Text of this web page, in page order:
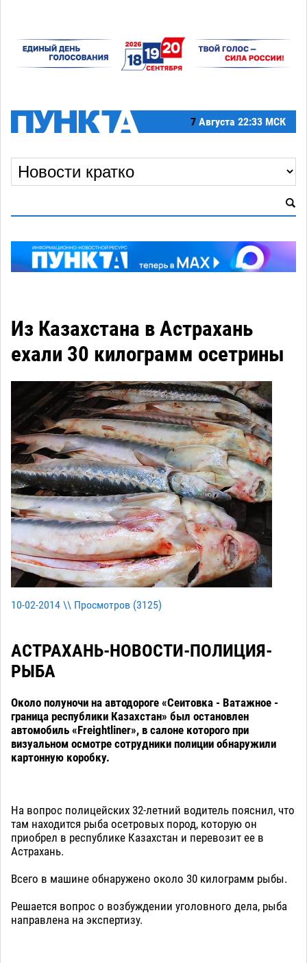
7 Августа 22:33 МСК
Из Казахстана в Астрахань
ехали 30 килограмм осетрины
10-02-2014 \\ Просмотров (3125)
АСТРАХАНЬ-НОВОСТИ-ПОЛИЦИЯ-
РЫБА
Около полуночи на автодороге «Сеитовка - Ватажное -
граница республики Казахстан» был остановлен
автомобиль «Freightliner», в салоне которого при
визуальном осмотре сотрудники полиции обнаружили
картонную коробку.
На вопрос полицейских 32-летний водитель пояснил, что
там находится рыба осетровых пород, которую он
приобрел в республике Казахстан и перевозит ее в
Астрахань.
Всего в машине обнаружено около 30 килограмм рыбы.
Решается вопрос о возбуждении уголовного дела, рыба
направлена на экспертизу.